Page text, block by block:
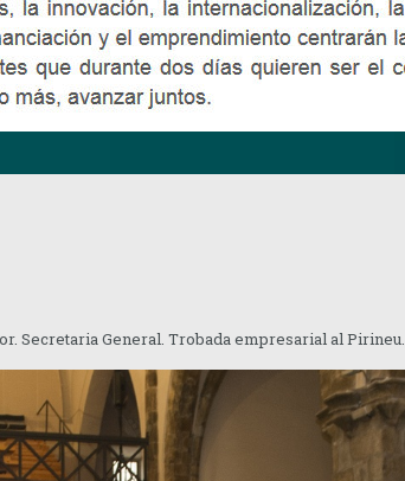
Secretaria General. Trobada empresarial al Pirineu.